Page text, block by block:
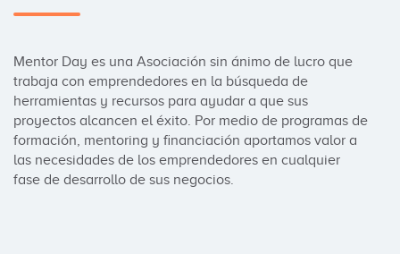
Mentor Day es una Asociación sin ánimo de lucro que
trabaja con emprendedores en la búsqueda de
herramientas y recursos para ayudar a que sus
proyectos alcancen el éxito. Por medio de programas de
formación, mentoring y financiación aportamos valor a
las necesidades de los emprendedores en cualquier
fase de desarrollo de sus negocios.